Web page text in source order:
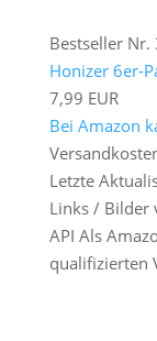
Bestseller Nr.
Honizer 6er-
7,99 EUR
Bei Amazon
Letzte
Links / Bilder
API Als
qualifizierten